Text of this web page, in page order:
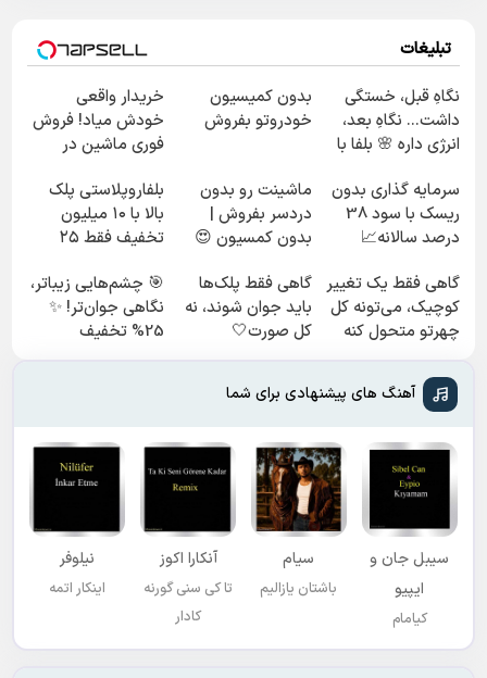
تبلیغات
نگاهِ قبل، خستگی
داشت... نگاهِ بعد،
انرژی داره 🌸 بلفا با
بدون کمیسیون
خودروتو بفروش
خریدار واقعی
خودش میاد! فروش
فوری ماشین در
سرمایه گذاری بدون
ریسک با سود 38
درصد سالانه📈
ماشینت رو بدون
دردسر بفروش |
بدون کمسیون 😍
بلفاروپلاستی پلک
بالا با ۱۰ میلیون
تخفیف فقط ۲۵
گاهی فقط یک تغییر
کوچیک، می‌تونه کل
چهرتو متحول کنه
💚 تغییر طبیعی
گاهی فقط پلک‌ها
باید جوان شوند، نه
کل صورت🤍
نتیجه‌ای طبیعی
🎯 چشم‌هایی زیباتر،
نگاهی جوان‌تر! ✨
25% تخفیف
بلفاروپلاستی
آهنگ های پیشنهادی برای شما
سیبل جان و
ایپیو
کیامام
سیام
باشتان یازالیم
آنکارا اکوز
تا کی سنی گورنه
کادار
نیلوفر
اینکار اتمه